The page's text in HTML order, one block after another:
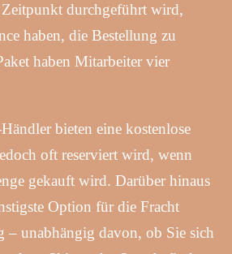
durchgeführt wird,
haben, die Bestellung zu
haben Mitarbeiter vier
bieten eine kostenlose
oft reserviert wird, wenn
gekauft wird. Darüber hinaus
Option für die Fracht
– unabhängig davon, ob Sie sich